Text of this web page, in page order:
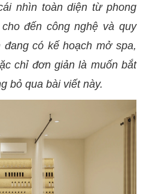
nhìn toàn diện từ phong
đến công nghệ và quy
có kế hoạch mở spa,
chỉ đơn giản là muốn bắt
bỏ qua bài viết này.